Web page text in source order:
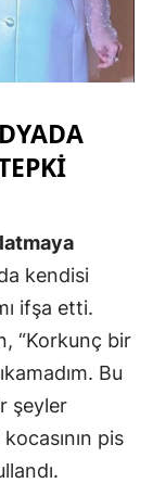
Manisa
Muğla
Nevşehir
Ordu
Rize
Sakarya
kendisi
ifşa etti.
“Korkunç bir
Bu
şeyler
pis